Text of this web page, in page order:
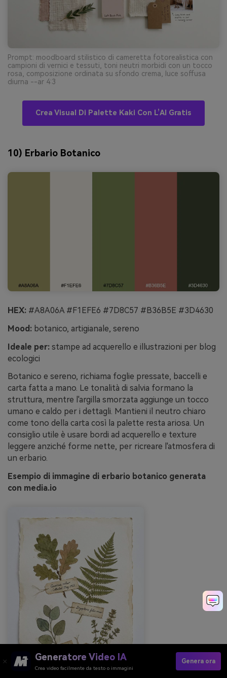
Prompt: moodboard stilistico di cameretta fotorealistica con
campioni di vernici e tessuti, toni neutri morbidi con un tocco
rosa, composizione ordinata su sfondo crema, luce soffusa
diurna --ar 4:3
Crea Visual Di Palette Kaki Con L’AI Gratis
10) Erbario Botanico
HEX: #A8A06A #F1EFE6 #7D8C57 #B36B5E #3D4630
Mood: botanico, artigianale, sereno
Ideale per: stampe ad acquerello e illustrazioni per blog
ecologici
Botanico e sereno, richiama foglie pressate, baccelli e
carta fatta a mano. Le tonalità di salvia formano la
struttura, mentre l'argilla smorzata aggiunge un tocco
umano e caldo per i dettagli. Mantieni il neutro chiaro
come tono della carta così la palette resta ariosa. Un
consiglio utile è usare bordi ad acquerello e texture
leggere anziché forme nette, per ricreare l'atmosfera di
un erbario.
Esempio di immagine di erbario botanico generata
con media.io
Generatore Video IA
Crea video facilmente da testo o immagini
Genera ora